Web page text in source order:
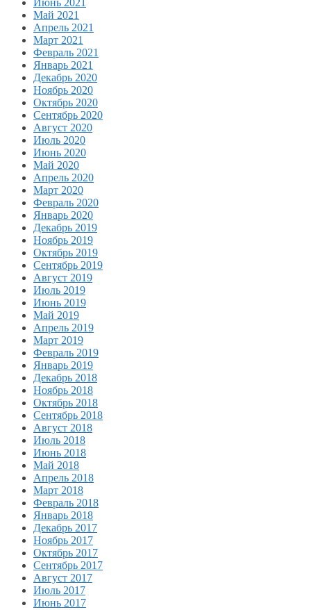
Июнь 2021
Май 2021
Апрель 2021
Март 2021
Февраль 2021
Январь 2021
Декабрь 2020
Ноябрь 2020
Октябрь 2020
Сентябрь 2020
Август 2020
Июль 2020
Июнь 2020
Май 2020
Апрель 2020
Март 2020
Февраль 2020
Январь 2020
Декабрь 2019
Ноябрь 2019
Октябрь 2019
Сентябрь 2019
Август 2019
Июль 2019
Июнь 2019
Май 2019
Апрель 2019
Март 2019
Февраль 2019
Январь 2019
Декабрь 2018
Ноябрь 2018
Октябрь 2018
Сентябрь 2018
Август 2018
Июль 2018
Июнь 2018
Май 2018
Апрель 2018
Март 2018
Февраль 2018
Январь 2018
Декабрь 2017
Ноябрь 2017
Октябрь 2017
Сентябрь 2017
Август 2017
Июль 2017
Июнь 2017